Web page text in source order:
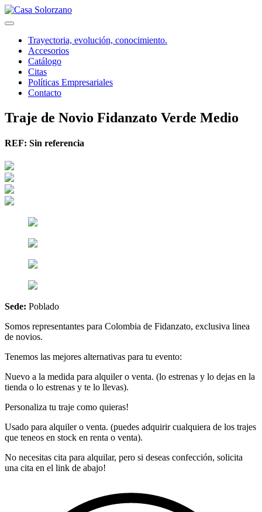
Trayectoria, evolución, conocimiento.
Accesorios
Catálogo
Citas
Políticas Empresariales
Contacto
Traje de Novio Fidanzato Verde Medio
REF: Sin referencia
Sede: Poblado
Somos representantes para Colombia de Fidanzato, exclusiva linea
de novios.
Tenemos las mejores alternativas para tu evento:
Nuevo a la medida para alquiler o venta. (lo estrenas y lo dejas en la
tienda o lo estrenas y te lo llevas).
Personaliza tu traje como quieras!
Usado para alquiler o venta. (puedes adquirir cualquiera de los trajes
que teneos en stock en renta o venta).
No necesitas cita para alquilar, pero si deseas confección, solicita
una cita en el link de abajo!